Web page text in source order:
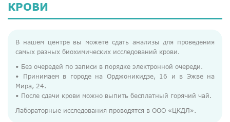
Медосмотры для справок
КРОВИ
В нашем центре вы можете сдать анализы для проведения
самых разных биохимических исследований крови.
• Без очередей по записи в порядке электронной очереди.
• Принимаем в городе на Орджоникидзе, 16 и в Эжве на
Мира, 24.
• После сдачи крови можно выпить бесплатный горячий чай.
Лабораторные исследования проводятся в ООО «ЦКДЛ».